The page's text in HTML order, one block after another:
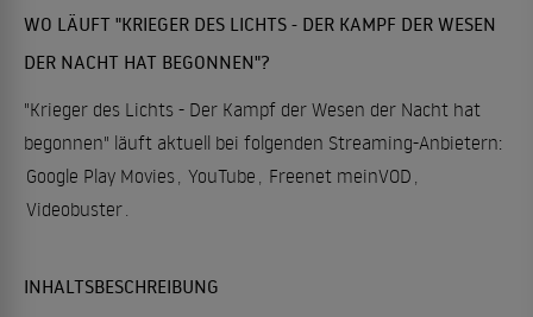
WO LÄUFT "KRIEGER DES LICHTS - DER KAMPF DER WESEN
DER NACHT HAT BEGONNEN"?
"Krieger des Lichts - Der Kampf der Wesen der Nacht hat
begonnen" läuft aktuell bei folgenden Streaming-Anbietern:
Google Play Movies, YouTube , Freenet meinVOD ,
Videobuster.
INHALTSBESCHREIBUNG